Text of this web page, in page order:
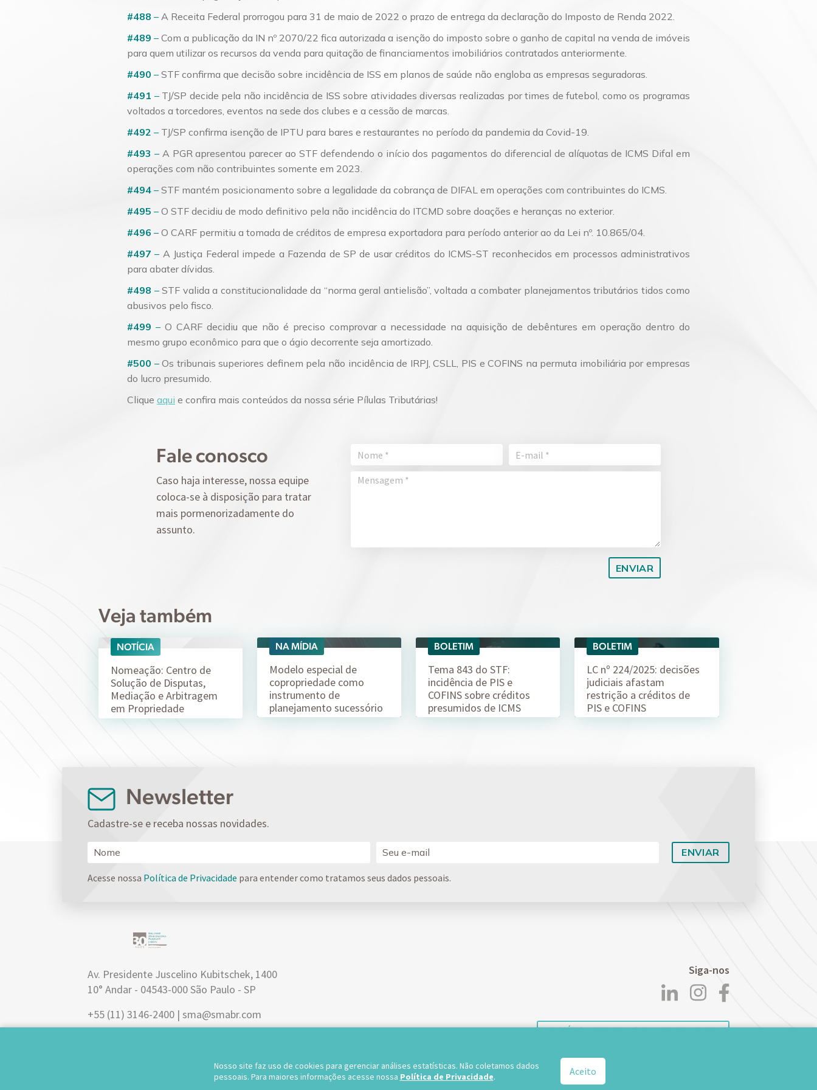
Direito Previdenciário
#488 – A Receita Federal prorrogou para 31 de maio de 2022 o prazo de entrega da declaração do Imposto de Renda 2022.
#489 – Com a publicação da IN nº 2070/22 fica autorizada a isenção do imposto sobre o ganho de capital na venda de imóveis
para quem utilizar os recursos da venda para quitação de financiamentos imobiliários contratados anteriormente.
#490 – STF confirma que decisão sobre incidência de ISS em planos de saúde não engloba as empresas seguradoras.
#491 –TJ/SP decide pela não incidência de ISS sobre atividades diversas realizadas por times de futebol, como os programas
voltados a torcedores, eventos na sede dos clubes e a cessão de marcas.
#492 – TJ/SP confirma isenção de IPTU para bares e restaurantes no período da pandemia da Covid-19.
#493 –A PGR apresentou parecer ao STF defendendo o início dos pagamentos do diferencial de alíquotas de ICMS Difal em
operações com não contribuintes somente em 2023.
#494 – STF mantém posicionamento sobre a legalidade da cobrança de DIFAL em operações com contribuintes do ICMS.
#495 – O STF decidiu de modo definitivo pela não incidência do ITCMD sobre doações e heranças no exterior.
#496 – O CARF permitiu a tomada de créditos de empresa exportadora para período anterior ao da Lei nº. 10.865/04.
#497 – A Justiça Federal impede a Fazenda de SP de usar créditos do ICMS-ST reconhecidos em processos administrativos
para abater dívidas.
#498 –STF valida a constitucionalidade da “norma geral antielisão”, voltada a combater planejamentos tributários tidos como
abusivos pelo fisco.
#499 –O CARF decidiu que não é preciso comprovar a necessidade na aquisição de debêntures em operação dentro do
mesmo grupo econômico para que o ágio decorrente seja amortizado.
#500 –Os tribunais superiores definem pela não incidência de IRPJ, CSLL, PIS e COFINS na permuta imobiliária por empresas
do lucro presumido.
Clique aqui e confira mais conteúdos da nossa série Pílulas Tributárias!
Fale conosco
Caso haja interesse, nossa equipe
coloca-se à disposição para tratar
mais pormenorizadamente do
assunto.
Veja também
07/08
NOTÍCIA
Nomeação: Centro de
Solução de Disputas,
Mediação e Arbitragem
em Propriedade
Intelectual da ABPI (CSD-
06/08
NA MÍDIA
Modelo especial de
copropriedade como
instrumento de
planejamento sucessório
04/08
BOLETIM
Tema 843 do STF:
incidência de PIS e
COFINS sobre créditos
presumidos de ICMS
04/08
BOLETIM
LC nº 224/2025: decisões
judiciais afastam
restrição a créditos de
PIS e COFINS
Newsletter
Cadastre-se e receba nossas novidades.
Acesse nossa Política de Privacidade para entender como tratamos seus dados pessoais.
Av. Presidente Juscelino Kubitschek, 1400
10° Andar - 04543-000 São Paulo - SP
+55 (11) 3146-2400 | sma@smabr.com
Siga-nos
POLÍTICA DE PRIVACIDADE DE DADOS
TRABALHE CONOSCO
Nosso site faz uso de cookies para gerenciar análises estatísticas. Não coletamos dados
pessoais. Para maiores informações acesse nossa Política de Privacidade. Aceito